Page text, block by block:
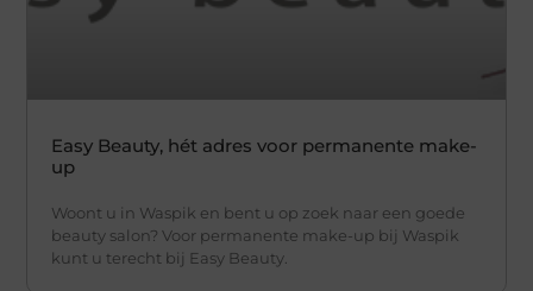
Easy Beauty, hét adres voor permanente make-
up
Woont u in Waspik en bent u op zoek naar een goede
beauty salon? Voor permanente make-up bij Waspik
kunt u terecht bij Easy Beauty.